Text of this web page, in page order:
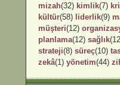
mizah(32) kimlik(7)
kültür(58) liderlik(9)
müşteri(12)
planlama(12) sağlık
strateji(8) süreç(10)
zekâ(1) yönetim(44)